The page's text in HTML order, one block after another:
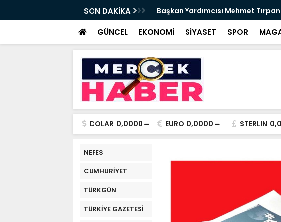
SON DAKİKA
Haftalık Basın Bilgilendirme Toplantısı
Başkan Yardımcısı Mehmet
Haber
GÜNCEL EKONOMİ SİYASET SPOR
DOLAR 0,0000 EURO 0,0000 STERLIN
NEFES
CUMHURİYET
TÜRKGÜN
TÜRKİYE GAZETESİ